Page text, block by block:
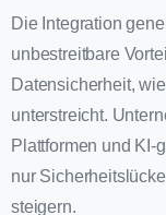
Die Integration
unbestreitbare
Datensicherheit,
unterstreicht.
Plattformen und KI-
nur
steigern.